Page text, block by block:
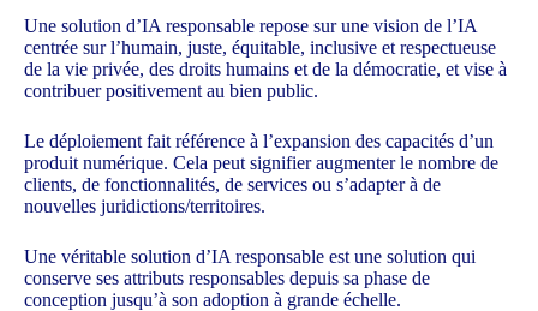
Une solution d’IA responsable repose sur une vision de l’IA
centrée sur l’humain, juste, équitable, inclusive et respectueuse
de la vie privée, des droits humains et de la démocratie, et vise à
contribuer positivement au bien public.
Le déploiement fait référence à l’expansion des capacités d’un
produit numérique. Cela peut signifier augmenter le nombre de
clients, de fonctionnalités, de services ou s’adapter à de
nouvelles juridictions/territoires.
Une véritable solution d’IA responsable est une solution qui
conserve ses attributs responsables depuis sa phase de
conception jusqu’à son adoption à grande échelle.